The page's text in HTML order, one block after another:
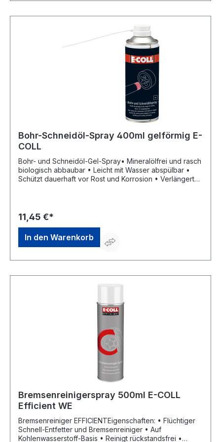
Bohr-Schneidöl-Spray 400ml gelförmig E-
COLL
Bohr- und Schneidöl-Gel-Spray• Mineralölfrei und rasch
biologisch abbaubar • Leicht mit Wasser abspülbar •
Schützt dauerhaft vor Rost und Korrosion • Verlängert
• Gelförmig • Löst verharzte Rückstände und
Ablagerungen • Silikonölfrei • Für senkrechte Flächen •
Sprühöl zum Bohren, Gewindeschneiden, Drehen,
Fräsen usw. • Für rostfreien Stahl, hochlegierten Stahl,
Baustahl, Bunt- und Edelmetalle, Aluminium, Messing,
usw. • Einsatztemperatur: –20 °C bis +200 °CSignalwort:
Aerosol;H229: Behälter steht unter Druck: Kann bei
+4920260960, webkontakt@ede.de
11,45 €*
In den Warenkorb
Bremsenreinigerspray 500ml E-COLL
Efficient WE
Bremsenreiniger EFFICIENTEigenschaften: • Flüchtiger
Schnell-Entfetter und Bremsenreiniger • Auf
Kohlenwasserstoff-Basis • Reinigt rückstandsfrei •